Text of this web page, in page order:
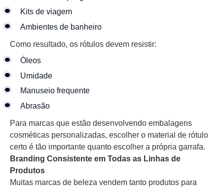
Kits de viagem
Ambientes de banheiro
Como resultado, os rótulos devem resistir:
Óleos
Umidade
Manuseio frequente
Abrasão
Para marcas que estão desenvolvendo embalagens
cosméticas personalizadas, escolher o material de rótulo
certo é tão importante quanto escolher a própria garrafa.
Branding Consistente em Todas as Linhas de
Produtos
Muitas marcas de beleza vendem tanto produtos para